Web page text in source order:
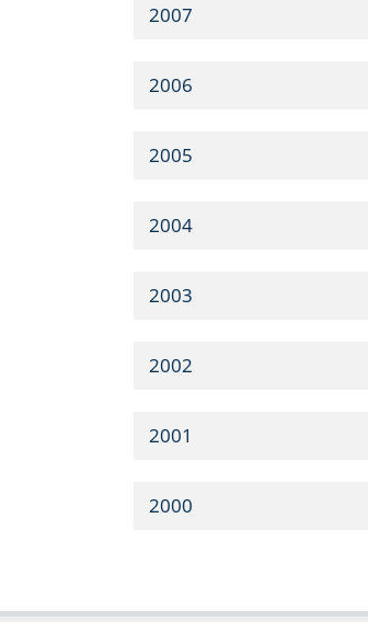
2007
2006
2005
2004
2003
2002
2001
2000